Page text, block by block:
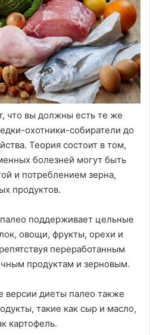
что вы должны есть те же
охотники-собиратели до
Теория состоит в том,
болезней могут быть
и потреблением зерна,
продуктов.
поддерживает цельные
овощи, фрукты, орехи и
переработанным
продуктам и зерновым.
версии диеты палео также
такие как сыр и масло,
картофель.